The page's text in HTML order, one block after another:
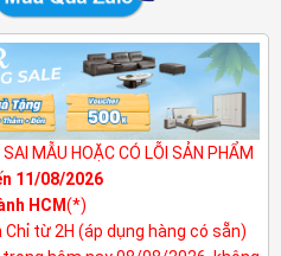
MẪU HOẶC CÓ LỖI SẢN PHẨM
11/08/2026
HCM(*)
từ 2H (áp dụng hàng có sẵn)